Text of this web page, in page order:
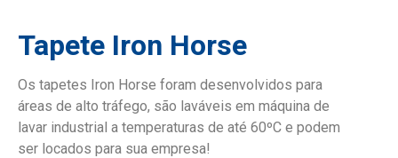
Tapete Iron Horse
Os tapetes Iron Horse foram desenvolvidos para
áreas de alto tráfego, são laváveis em máquina de
lavar industrial a temperaturas de até 60ºC e podem
ser locados para sua empresa!